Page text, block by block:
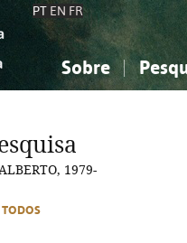
PT EN FR
Sobre
Ciências sociais...
Ciências sociais...
1979-
TODOS